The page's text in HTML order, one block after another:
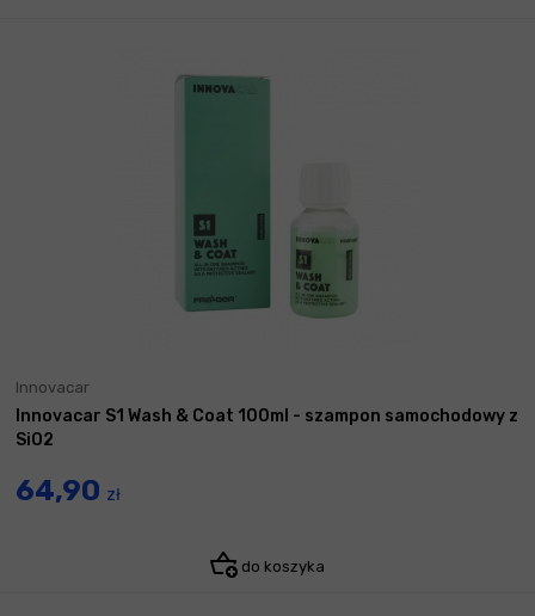
Innovacar
Innovacar S1 Wash & Coat 100ml - szampon samochodowy z
SiO2
64,90 zł
do koszyka